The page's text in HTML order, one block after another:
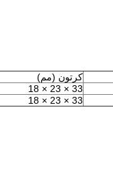
كرتون (مم)
33 × 23 × 18
33 × 23 × 18